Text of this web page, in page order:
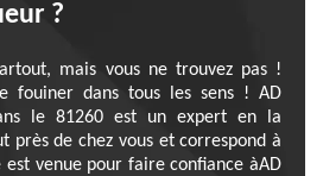
?
mais vous ne trouvez pas !
fouiner dans tous les sens ! AD
le 81260 est un expert en la
près de chez vous et correspond à
est venue pour faire confiance àAD